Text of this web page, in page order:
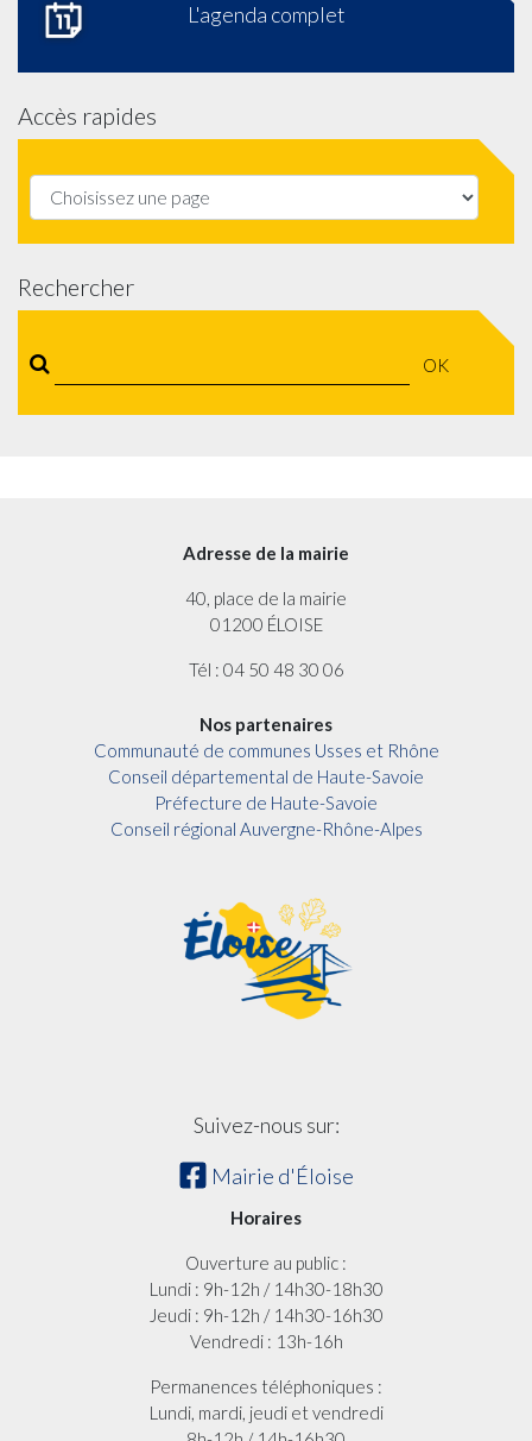
L'agenda complet
Accès rapides
Rechercher
OK
Adresse de la mairie
40, place de la mairie
01200 ÉLOISE
Tél : 04 50 48 30 06
Nos partenaires
Communauté de communes Usses et Rhône
Conseil départemental de Haute-Savoie
Préfecture de Haute-Savoie
Conseil régional Auvergne-Rhône-Alpes
Suivez-nous sur:
Mairie d'Éloise
Horaires
Ouverture au public :
Lundi : 9h-12h / 14h30-18h30
Jeudi : 9h-12h / 14h30-16h30
Vendredi : 13h-16h
Permanences téléphoniques :
Lundi, mardi, jeudi et vendredi